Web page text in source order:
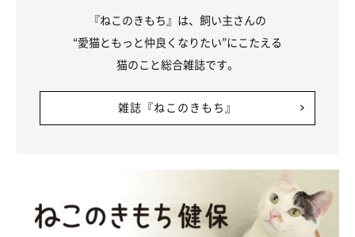
『ねこのきもち』は、飼い主さんの
“愛猫ともっと仲良くなりたい”にこたえる
猫のこと総合雑誌です。
雑誌『ねこのきもち』